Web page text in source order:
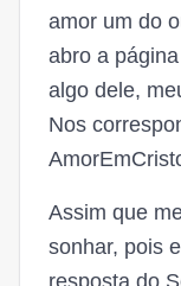
amor um do
abro a
algo dele,
Nos
Assim que
sonhar, pois
resposta do